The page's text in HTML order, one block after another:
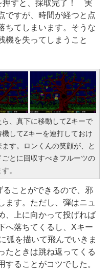
押すと、採取完了！ 実
ですが、時間が経つと点
ちてしまいます。そうな
機を失ってしまうこと
、真下に移動してZキーで
してZキーを連打しておけ
す。ロンくんの笑顔が、と
とに回収すべきフルーツの
。
ことができるので、邪
ます。ただし、弾はニュ
、上に向かって投げれば
へ落ちてくるし、Xキー
弧を描いて飛んでいきま
たときは跳ね返ってくる
ることがコツでした。